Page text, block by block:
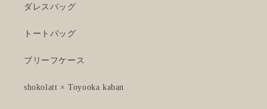
ダレスバッグ
トートバッグ
ブリーフケース
shokolatt × Toyooka kaban